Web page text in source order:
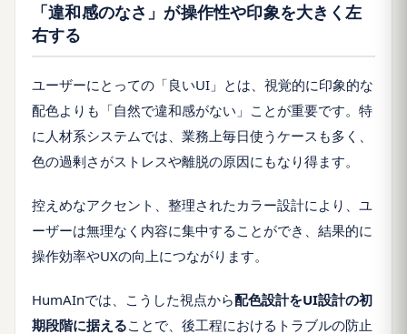
「違和感のなさ」が操作性や印象を大きく左
右する
ユーザーにとっての「良いUI」とは、視覚的に印象的な
配色よりも「自然で違和感がない」ことが重要です。特
に人材系システムでは、業務上毎日使うケースも多く、
色の過剰さがストレスや離脱の原因にもなり得ます。
控えめなアクセント、整理されたカラー設計により、ユ
ーザーは無理なく内容に集中することができ、結果的に
操作効率やUXの向上につながります。
HumAInでは、こうした視点から配色設計をUI設計の初
期段階に据えることで、後工程におけるトラブルの防止